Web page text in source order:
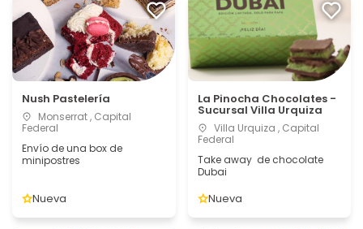
Nush Pastelería
Monserrat , Capital
Federal
Envío de una box de
minipostres
Nueva
La Pinocha Chocolates -
Sucursal Villa Urquiza
Villa Urquiza , Capital
Federal
Take away de chocolate
Dubai
Nueva